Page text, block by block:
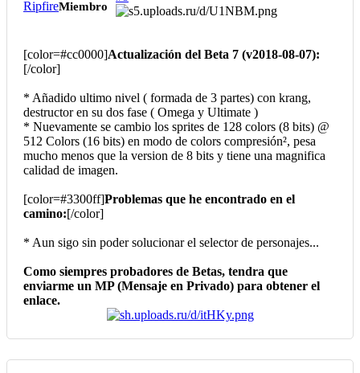
RipfireMiembro
[color=#cc0000]Actualización del Beta 7 (v2018-08-07):
[/color]
* Añadido ultimo nivel ( formada de 3 partes) con krang,
destructor en su dos fase ( Omega y Ultimate )
* Nuevamente se cambio los sprites de 128 colors (8 bits) @
512 Colors (16 bits) en modo de colors compresión², pesa
mucho menos que la version de 8 bits y tiene una magnifica
calidad de imagen.
[color=#3300ff]Problemas que he encontrado en el
camino:[/color]
* Aun sigo sin poder solucionar el selector de personajes...
Como siempres probadores de Betas, tendra que
enviarme un MP (Mensaje en Privado) para obtener el
enlace.